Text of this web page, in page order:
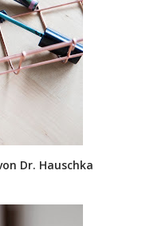
Dr. Hauschka